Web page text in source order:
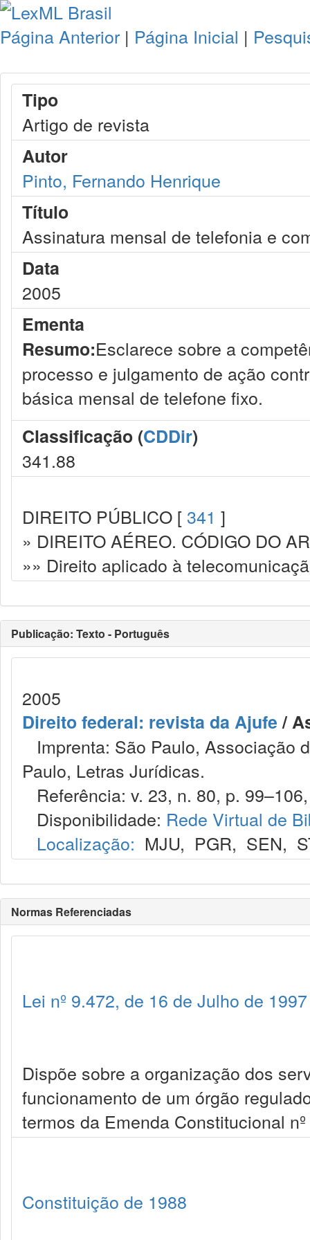
Página Anterior | Página Inicial |
Tipo
Artigo de revista
Autor
Pinto, Fernando Henrique
Título
Assinatura mensal de telefonia e
Data
2005
Ementa
Resumo:Esclarece sobre a
processo e julgamento de ação
básica mensal de telefone fixo.
Classificação (CDDir)
341.88
DIREITO PÚBLICO [ 341 ]
» DIREITO AÉREO. CÓDIGO DO
»» Direito aplicado à
Publicação: Texto - Português
2005
Direito federal: revista da Ajufe/
Imprenta: São Paulo, Associação
Paulo, Letras Jurídicas.
Referência: v. 23, n. 80, p.
Disponibilidade: Rede Virtual de
Localização: MJU, PGR, SEN,
Normas Referenciadas
Lei nº 9.472, de 16 de Julho de 1997
Dispõe sobre a organização dos
funcionamento de um órgão
termos da Emenda Constitucional
Constituição de 1988